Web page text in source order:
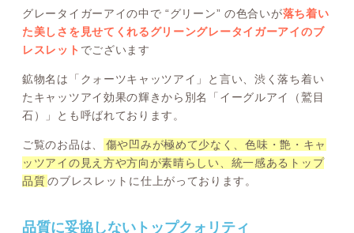
グレータイガーアイの中で “グリーン” の色合いが落ち着い
た美しさを見せてくれるグリーングレータイガーアイのブ
レスレット でございます
鉱物名は「クォーツキャッツアイ」と言い、渋く落ち着い
たキャッツアイ効果の輝きから別名「イーグルアイ（鷲目
石）」とも呼ばれております。
ご覧のお品は、
傷や凹みが極めて少なく、色味・艶・キャ
ッツアイの見え方や方向が素晴らしい、統一感あるトップ
品質 のブレスレットに仕上がっております。
品質に妥協しないトップクォリティ